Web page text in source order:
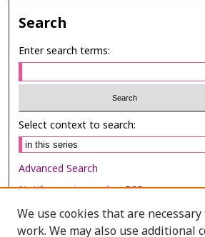
Search
Enter search terms:
Select context to search:
Advanced Search
Notify me via email orRSS
Browse
We use cookies that are
work. We may also use additional